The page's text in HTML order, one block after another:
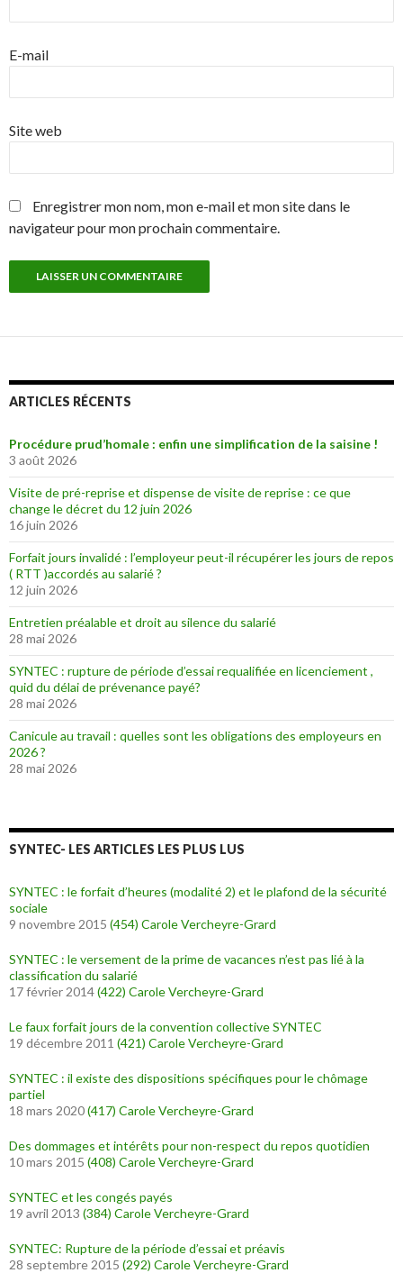
E-mail
Site web
Enregistrer mon nom, mon e-mail et mon site dans le
navigateur pour mon prochain commentaire.
ARTICLES RÉCENTS
Procédure prud’homale : enfin une simplification de la saisine !
3 août 2026
Visite de pré-reprise et dispense de visite de reprise : ce que
change le décret du 12 juin 2026
16 juin 2026
Forfait jours invalidé : l’employeur peut-il récupérer les jours de repos
( RTT )accordés au salarié ?
12 juin 2026
Entretien préalable et droit au silence du salarié
28 mai 2026
SYNTEC : rupture de période d’essai requalifiée en licenciement ,
quid du délai de prévenance payé?
28 mai 2026
Canicule au travail : quelles sont les obligations des employeurs en
2026 ?
28 mai 2026
SYNTEC- LES ARTICLES LES PLUS LUS
SYNTEC : le forfait d’heures (modalité 2) et le plafond de la sécurité
sociale
9 novembre 2015 (454) Carole Vercheyre-Grard
SYNTEC : le versement de la prime de vacances n’est pas lié à la
classification du salarié
17 février 2014(422) Carole Vercheyre-Grard
Le faux forfait jours de la convention collective SYNTEC
19 décembre 2011 (421) Carole Vercheyre-Grard
SYNTEC : il existe des dispositions spécifiques pour le chômage
partiel
18 mars 2020(417) Carole Vercheyre-Grard
Des dommages et intérêts pour non-respect du repos quotidien
10 mars 2015 (408) Carole Vercheyre-Grard
SYNTEC et les congés payés
19 avril 2013 (384) Carole Vercheyre-Grard
SYNTEC: Rupture de la période d’essai et préavis
28 septembre 2015 (292) Carole Vercheyre-Grard